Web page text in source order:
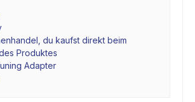
du kaufst direkt beim
Produktes
Adapter